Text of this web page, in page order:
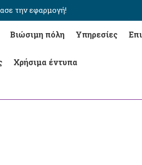
την εφαρμογή!
Βιώσιμη πόλη Υπηρεσίες
Χρήσιμα έντυπα